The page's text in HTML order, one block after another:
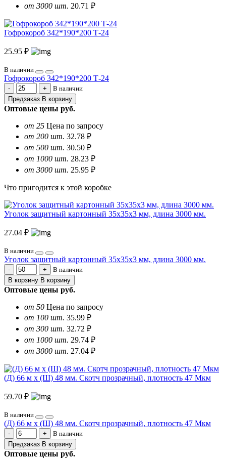
от 3000 шт. 20.71 ₽
Гофрокороб 342*190*200 Т-24
25.95 ₽
В наличии
Гофрокороб 342*190*200 Т-24
В наличии
Предзаказ В корзину
Оптовые цены руб.
от 25 Цена по запросу
от 200 шт. 32.78 ₽
от 500 шт. 30.50 ₽
от 1000 шт. 28.23 ₽
от 3000 шт. 25.95 ₽
Что пригодится к этой коробке
Уголок защитный картонный 35х35х3 мм, длина 3000 мм.
27.04 ₽
В наличии
Уголок защитный картонный 35х35х3 мм, длина 3000 мм.
В наличии
В корзину В корзину
Оптовые цены руб.
от 50 Цена по запросу
от 100 шт. 35.99 ₽
от 300 шт. 32.72 ₽
от 1000 шт. 29.74 ₽
от 3000 шт. 27.04 ₽
(Д) 66 м х (Ш) 48 мм. Скотч прозрачный, плотность 47 Мкм
59.70 ₽
В наличии
(Д) 66 м х (Ш) 48 мм. Скотч прозрачный, плотность 47 Мкм
В наличии
Предзаказ В корзину
Оптовые цены руб.